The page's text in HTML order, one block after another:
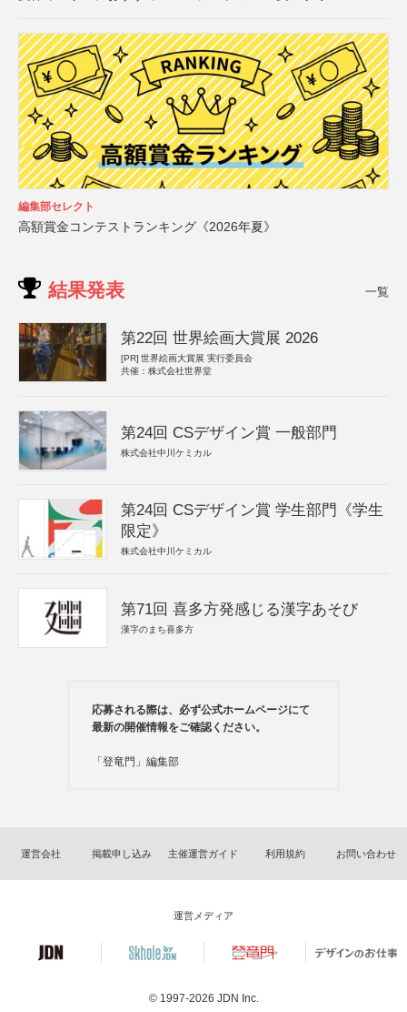
編集部セレクト
高額賞金コンテストランキング《2026年夏》
結果発表 一覧
第22回 世界絵画大賞展 2026
[PR] 世界絵画大賞展 実行委員会
共催：株式会社世界堂
第24回 CSデザイン賞 一般部門
株式会社中川ケミカル
第24回 CSデザイン賞 学生部門《学生
限定》
株式会社中川ケミカル
第71回 喜多方発感じる漢字あそび
漢字のまち喜多方
応募される際は、必ず公式ホームページにて
最新の開催情報をご確認ください。
「登竜門」編集部
運営会社 掲載申し込み 主催運営ガイド 利用規約 お問い合わせ
運営メディア
© 1997-2026 JDN Inc.